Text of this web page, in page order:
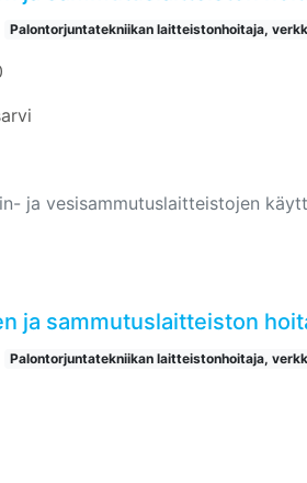
Palontorjuntatekniikan laitteistonhoitaja,
ja vesisammutuslaitteistojen
ja sammutuslaitteiston
Palontorjuntatekniikan laitteistonhoitaja,